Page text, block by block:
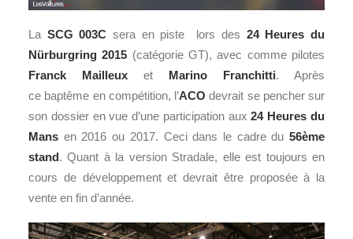
La SCG 003C sera en piste lors des 24 Heures du
Nürburgring 2015 (catégorie GT), avec comme pilotes
Franck Mailleux et Marino Franchitti. Après
ce baptême en compétition, l’ACO devrait se pencher sur
son dossier en vue d’une participation aux24 Heures du
Mans en 2016 ou 2017. Ceci dans le cadre du 56ème
stand. Quant à la version Stradale, elle est toujours en
cours de développement et devrait être proposée à la
vente en fin d’année.